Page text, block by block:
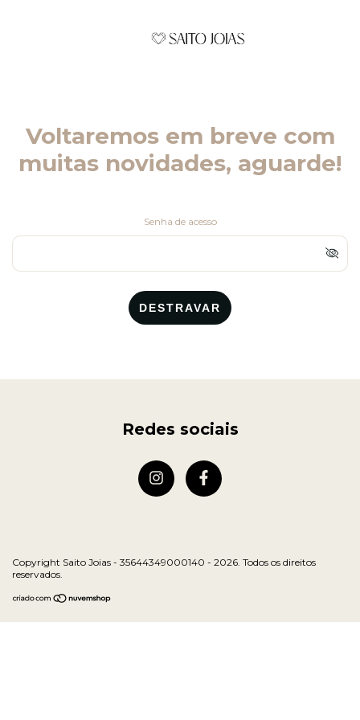
Voltaremos em breve com
muitas novidades, aguarde!
Senha de acesso
DESTRAVAR
Redes sociais
Copyright Saito Joias - 35644349000140 - 2026. Todos os direitos
reservados.